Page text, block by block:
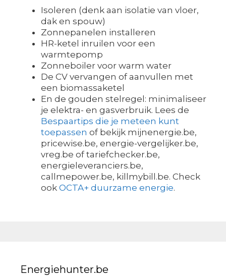
Isoleren (denk aan isolatie van vloer,
dak en spouw)
Zonnepanelen installeren
HR-ketel inruilen voor een
warmtepomp
Zonneboiler voor warm water
De CV vervangen of aanvullen met
een biomassaketel
En de gouden stelregel: minimaliseer
je elektra- en gasverbruik. Lees de
Bespaartips die je meteen kunt
toepassen of bekijk mijnenergie.be,
pricewise.be, energie-vergelijker.be,
vreg.be of tariefchecker.be,
energieleveranciers.be,
callmepower.be, killmybill.be. Check
ook OCTA+ duurzame energie.
Energiehunter.be